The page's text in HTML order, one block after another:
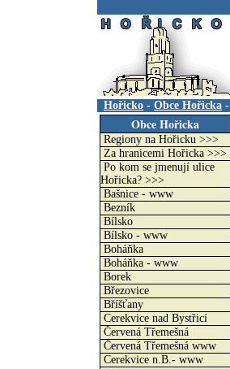
Hořicko - Obce Hořicka -
Obce Hořicka
Regiony na Hořicku >>>
Za hranicemi Hořicka >>>
Po kom se jmenují ulice
Hořicka? >>>
Bašnice - www
Bezník
Bílsko
Bílsko - www
Boháňka
Boháňka - www
Borek
Březovice
Bříšťany
Cerekvice nad Bystřicí
Červená Třemešná
Červená Třemešná www
Cerekvice n.B.- www